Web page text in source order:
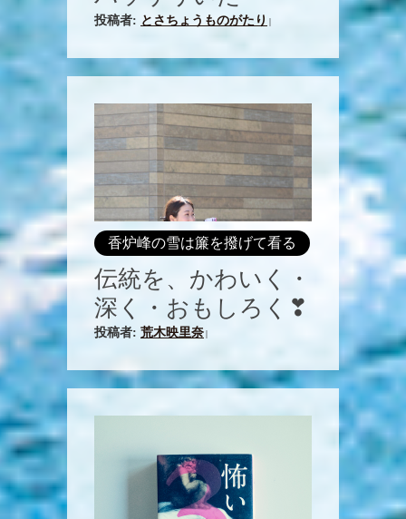
投稿者: とさちょうものがたり
香炉峰の雪は簾を撥げて看る
伝統を、かわいく・
深く・おもしろく❣
投稿者: 荒木映里奈